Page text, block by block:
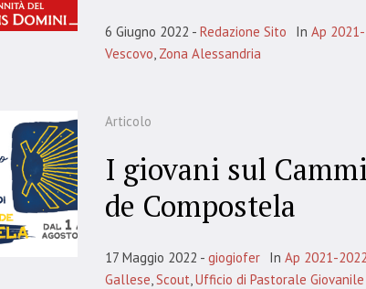
6 Giugno 2022 Redazione Sito In Ap
Vescovo, Zona Alessandria
Articolo
I giovani sul
de Compostela
17 Maggio 2022 giogiofer In Ap 2021-2022
Gallese,Scout,Ufficio di Pastorale